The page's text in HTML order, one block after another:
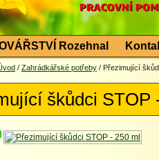
Rozehnal
/ Zahrádkářské potřeby / Přezimující
škůdci STOP